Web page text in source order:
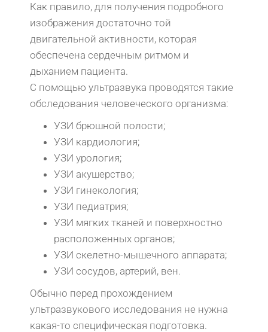
Как правило, для получения подробного
изображения достаточно той
двигательной активности, которая
обеспечена сердечным ритмом и
дыханием пациента.
С помощью ультразвука проводятся такие
обследования человеческого организма:
УЗИ брюшной полости;
УЗИ кардиология;
УЗИ урология;
УЗИ акушерство;
УЗИ гинекология;
УЗИ педиатрия;
УЗИ мягких тканей и поверхностно
расположенных органов;
УЗИ скелетно-мышечного аппарата;
УЗИ сосудов, артерий, вен.
Обычно перед прохождением
ультразвукового исследования не нужна
какая-то специфическая подготовка.